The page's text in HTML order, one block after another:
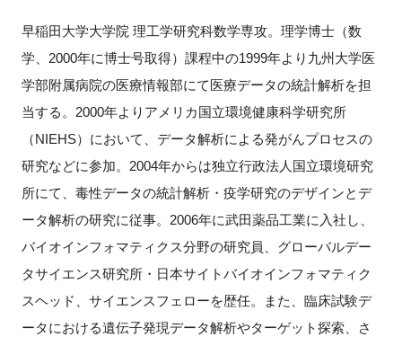
早稲田大学大学院 理工学研究科数学専攻。理学博士（数
学、2000年に博士号取得）課程中の1999年より九州大学医
学部附属病院の医療情報部にて医療データの統計解析を担
当する。2000年よりアメリカ国立環境健康科学研究所
（NIEHS）において、データ解析による発がんプロセスの
研究などに参加。2004年からは独立行政法人国立環境研究
所にて、毒性データの統計解析・疫学研究のデザインとデ
ータ解析の研究に従事。2006年に武田薬品工業に入社し、
バイオインフォマティクス分野の研究員、グローバルデー
タサイエンス研究所・日本サイトバイオインフォマティク
スヘッド、サイエンスフェローを歴任。また、臨床試験デ
ータにおける遺伝子発現データ解析やターゲット探索、さ